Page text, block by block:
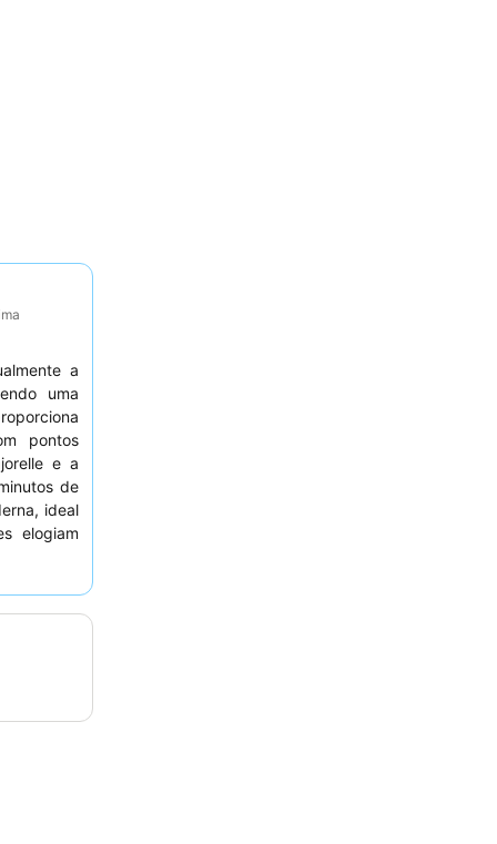
a
uma
pontos
e a
de
ideal
elogiam
sua